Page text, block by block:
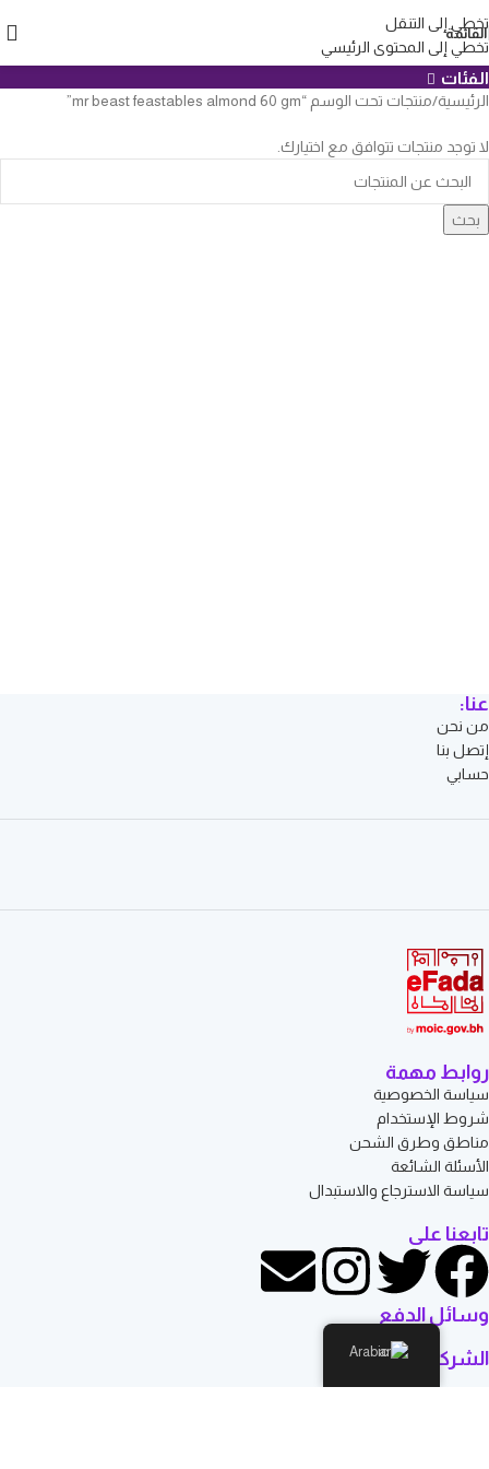
تخطي إلى التنقل
تخطي إلى المحتوى الرئيسي
القائمة
mr beast feastables almond 60 gm
الفئات
الرئيسية منتجات تحت الوسم “mr beast feastables almond 60 gm”
لا توجد منتجات تتوافق مع اختيارك.
بحث
عنا:
من نحن
إتصل بنا
حسابي
روابط مهمة
سياسة الخصوصية
شروط الإستخدام
مناطق وطرق الشحن
الأسئلة الشائعة
سياسة الاسترجاع والاستبدال
تابعنا على
وسائل الدفع
الشركاء اللوجستيين
Arabic